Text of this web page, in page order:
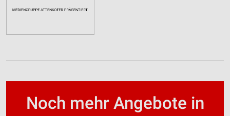
Noch mehr Angebote in